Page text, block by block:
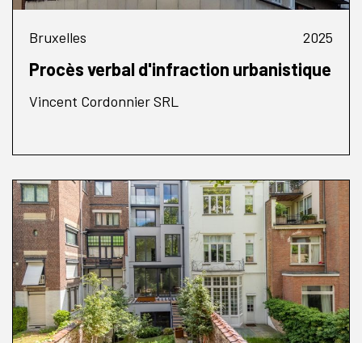
Bruxelles 2025
Procès verbal d'infraction urbanistique
Vincent Cordonnier SRL